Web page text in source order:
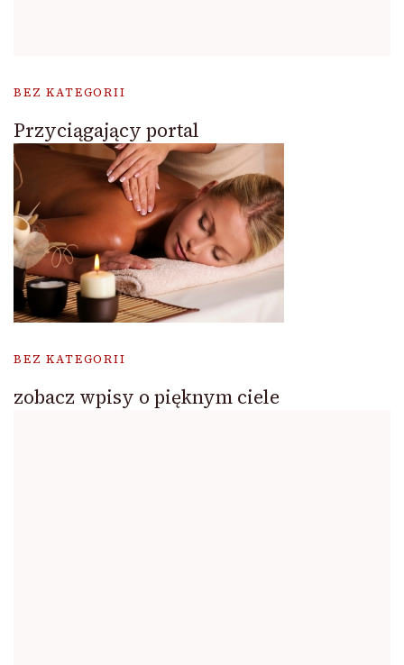
BEZ KATEGORII
Przyciągający portal
BEZ KATEGORII
zobacz wpisy o pięknym ciele